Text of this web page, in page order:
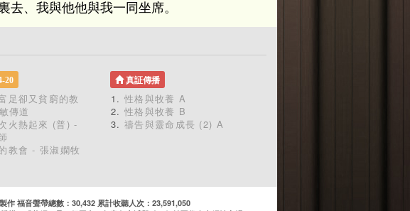
、我與他他與我一同坐席。
20
足卻又貧窮的教
傳道
火熱起來 (普) -
教會 - 張淑嫻牧
真証傳播
性格與牧養 A
性格與牧養 B
禱告與靈命成長 (2) A
作 福音聲帶總數：30,432 累計收聽人次：23,591,050